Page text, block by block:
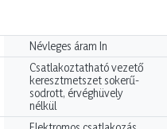
Névleges áram In
Csatlakoztatható vezető
keresztmetszet sokerű-
sodrott, érvéghüvely
nélkül